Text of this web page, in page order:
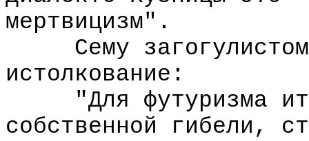
мертвицизм".
Сему
истолкование:
"Для футуризма
собственной гибели,